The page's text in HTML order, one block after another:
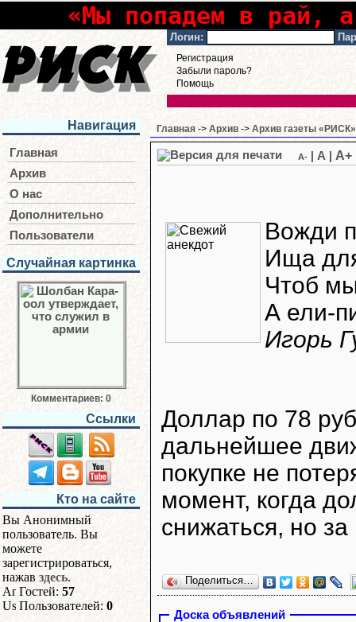
«Мы попадем в рай,
Логин:
Регистрация
Забыли пароль?
Помощь
Навигация
Главная
Архив
О нас
Дополнительно
Пользователи
Случайная картинка
Комментариев: 0
Ссылки
Кто на сайте
Вы Анонимный
пользователь. Вы
можете
зарегистрироваться,
нажав здесь.
Гостей: 57
Пользователей: 0
Главная -> Архив -> Архив газеты «РИСК»
A- A A+
Вожди
Ища
Чтоб
А ели-
Игорь
Доллар по 78
дальнейшее
покупке не
момент, когда
снижаться, но
Поделиться…
Доска объявлений